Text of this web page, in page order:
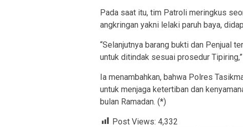
Pada saat itu, tim Patroli meringkus
angkringan yakni lelaki paruh baya,
“Selanjutnya barang bukti dan Penjual
untuk ditindak sesuai prosedur
Ia menambahkan, bahwa Polres
untuk menjaga ketertiban dan
bulan Ramadan. (*)
Post Views: 4,332